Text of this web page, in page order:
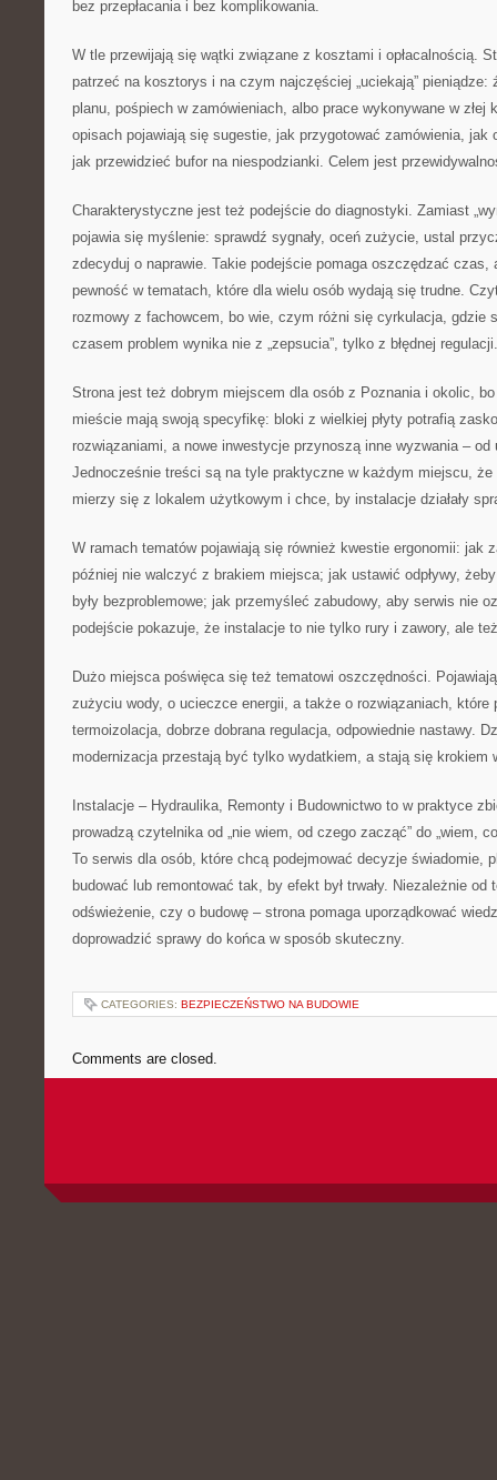
bez przepłacania i bez komplikowania.
W tle przewijają się wątki związane z kosztami i opłacalnością.
patrzeć na kosztorys i na czym najczęściej „uciekają” pieniądze:
planu, pośpiech w zamówieniach, albo prace wykonywane w
opisach pojawiają się sugestie, jak przygotować zamówienia, jak
jak przewidzieć bufor na niespodzianki. Celem jest
Charakterystyczne jest też podejście do diagnostyki. Zamiast
pojawia się myślenie: sprawdź sygnały, oceń zużycie, ustal
zdecyduj o naprawie. Takie podejście pomaga oszczędzać czas,
pewność w tematach, które dla wielu osób wydają się trudne.
rozmowy z fachowcem, bo wie, czym różni się cyrkulacja, gdzie
czasem problem wynika nie z „zepsucia”, tylko z błędnej regulacji.
Strona jest też dobrym miejscem dla osób z Poznania i okolic,
mieście mają swoją specyfikę: bloki z wielkiej płyty potrafią
rozwiązaniami, a nowe inwestycje przynoszą inne wyzwania – od
Jednocześnie treści są na tyle praktyczne w każdym miejscu,
mierzy się z lokalem użytkowym i chce, by instalacje działały
W ramach tematów pojawiają się również kwestie ergonomii: jak
później nie walczyć z brakiem miejsca; jak ustawić odpływy,
były bezproblemowe; jak przemyśleć zabudowy, aby serwis nie
podejście pokazuje, że instalacje to nie tylko rury i zawory, ale
Dużo miejsca poświęca się też tematowi oszczędności.
zużyciu wody, o ucieczce energii, a także o rozwiązaniach, które
termoizolacja, dobrze dobrana regulacja, odpowiednie nastawy.
modernizacja przestają być tylko wydatkiem, a stają się krokiem
Instalacje – Hydraulika, Remonty i Budownictwo to w praktyce
prowadzą czytelnika od „nie wiem, od czego zacząć” do „wiem,
To serwis dla osób, które chcą podejmować decyzje świadomie,
budować lub remontować tak, by efekt był trwały. Niezależnie
odświeżenie, czy o budowę – strona pomaga uporządkować
doprowadzić sprawy do końca w sposób skuteczny.
CATEGORIES: BEZPIECZEŃSTWO NA BUDOWIE
Comments are closed.